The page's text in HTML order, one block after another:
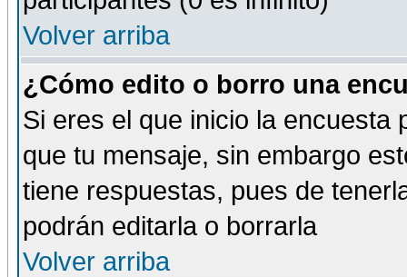
Volver arriba
¿Cómo edito o borro una
Si eres el que inicio la encuesta
que tu mensaje, sin embargo
tiene respuestas, pues de
podrán editarla o borrarla
Volver arriba